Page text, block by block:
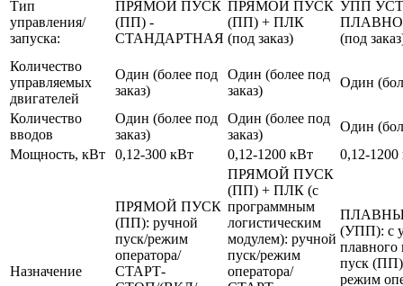
Тип
управления/
запуска:
ПРЯМОЙ ПУСК
(ПП) -
СТАНДАРТНАЯ
ПРЯМОЙ ПУСК
(ПП) + ПЛК
(под заказ)
УПП
(под
Количество
управляемых
двигателей
Один (более под
заказ)
Один (более под
заказ)
Один
Количество
вводов
Один (более под
заказ)
Один (более под
заказ)
Один
Мощность, кВт
0,12-300 кВт 0,12-1200 кВт 0,12-1200
Назначение
ПРЯМОЙ ПУСК
(ПП): ручной
пуск/режим
оператора/
СТАРТ-
ПРЯМОЙ ПУСК
(ПП) + ПЛК (с
программным
логистическим
модулем): ручной
пуск/режим
оператора/
(УПП): с
плавного
пуск
режим